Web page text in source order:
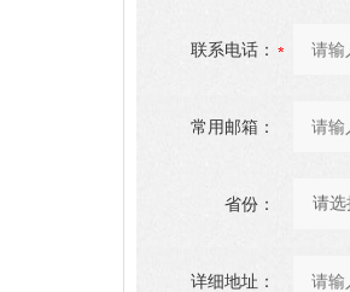
联系电话：
常用邮箱：
省份：
详细地址：